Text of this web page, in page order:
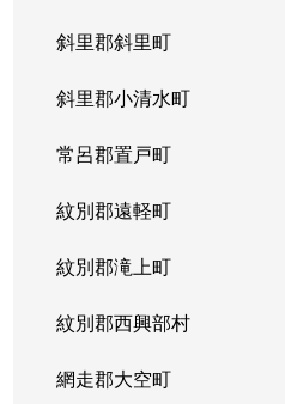
斜里郡斜里町
斜里郡小清水町
常呂郡置戸町
紋別郡遠軽町
紋別郡滝上町
紋別郡西興部村
網走郡大空町